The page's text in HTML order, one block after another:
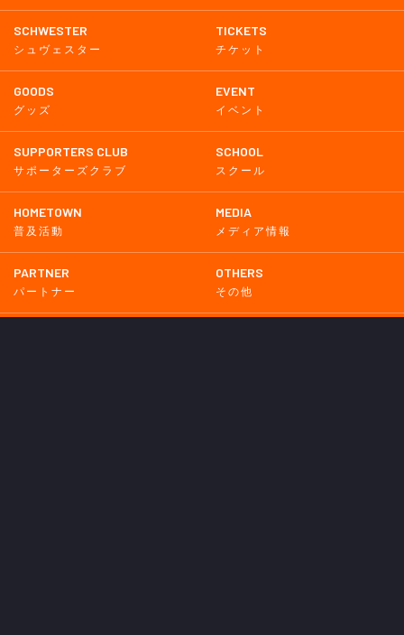
SCHWESTER
シュヴェスター
TICKETS
チケット
GOODS
グッズ
EVENT
イベント
SUPPORTERS CLUB
サポーターズクラブ
SCHOOL
スクール
HOMETOWN
普及活動
MEDIA
メディア情報
PARTNER
パートナー
OTHERS
その他